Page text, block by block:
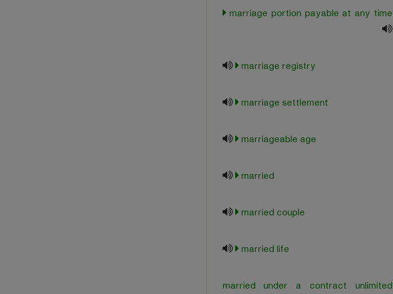
marriage portion payable at any time
marriage registry
marriage settlement
marriageable age
married
married couple
married life
married under a contract unlimited